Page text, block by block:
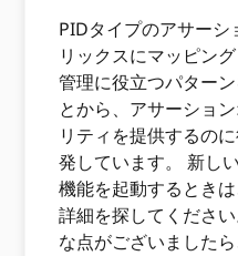
PIDタイプのアサーシ
リックスにマッピン
管理に役立つパター
とから、アサーショ
リティを提供するの
発しています。 新し
機能を起動するとき
詳細を探してくださ
な点がございましたら